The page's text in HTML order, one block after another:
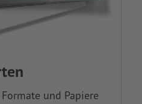
und Papiere